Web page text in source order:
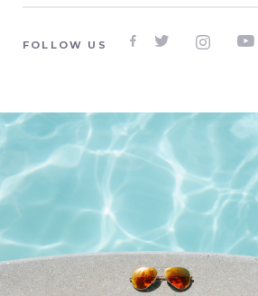
FOLLOW US    